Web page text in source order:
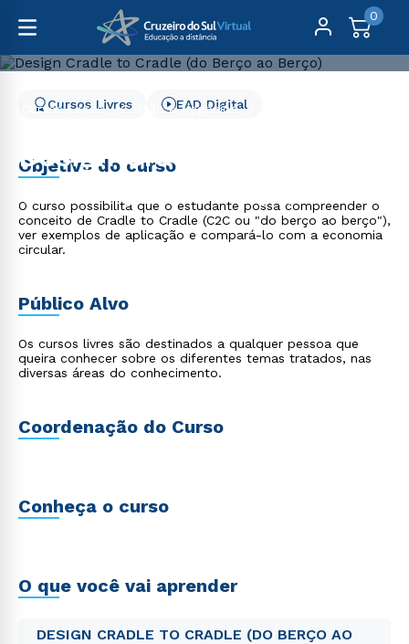
0
Cursos Livres
Gestão e Negócios
Design Cradle to Cradle
(do Berço ao Berço)
Cursos Livres EAD Digital
Objetivo do curso
O curso possibilita que o estudante possa compreender o
conceito de Cradle to Cradle (C2C ou "do berço ao berço"),
ver exemplos de aplicação e compará-lo com a economia
circular.
Público Alvo
Os cursos livres são destinados a qualquer pessoa que
queira conhecer sobre os diferentes temas tratados, nas
diversas áreas do conhecimento.
Coordenação do Curso
Conheça o curso
O que você vai aprender
DESIGN CRADLE TO CRADLE (DO BERÇO AO